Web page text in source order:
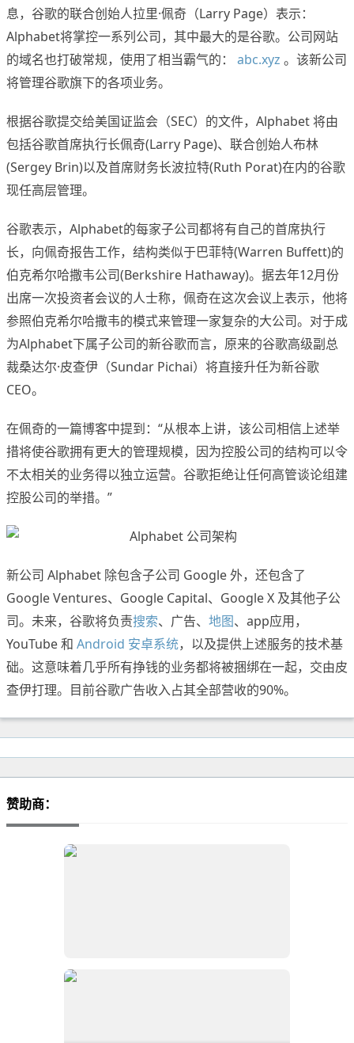
息，谷歌的联合创始人拉里·佩奇（Larry Page）表示：
Alphabet将掌控一系列公司，其中最大的是谷歌。公司网站
的域名也打破常规，使用了相当霸气的： abc.xyz 。该新公司
将管理谷歌旗下的各项业务。
根据谷歌提交给美国证监会（SEC）的文件，Alphabet 将由
包括谷歌首席执行长佩奇(Larry Page)、联合创始人布林
(Sergey Brin)以及首席财务长波拉特(Ruth Porat)在内的谷歌
现任高层管理。
谷歌表示，Alphabet的每家子公司都将有自己的首席执行
长，向佩奇报告工作，结构类似于巴菲特(Warren Buffett)的
伯克希尔哈撒韦公司(Berkshire Hathaway)。据去年12月份
出席一次投资者会议的人士称，佩奇在这次会议上表示，他将
参照伯克希尔哈撒韦的模式来管理一家复杂的大公司。对于成
为Alphabet下属子公司的新谷歌而言，原来的谷歌高级副总
裁桑达尔·皮查伊（Sundar Pichai）将直接升任为新谷歌
CEO。
在佩奇的一篇博客中提到：“从根本上讲，该公司相信上述举
措将使谷歌拥有更大的管理规模，因为控股公司的结构可以令
不太相关的业务得以独立运营。谷歌拒绝让任何高管谈论组建
控股公司的举措。”
新公司 Alphabet 除包含子公司 Google 外，还包含了
Google Ventures、Google Capital、Google X 及其他子公
司。未来，谷歌将负责搜索、广告、 地图、app应用，
YouTube 和 Android 安卓系统，以及提供上述服务的技术基
础。这意味着几乎所有挣钱的业务都将被捆绑在一起，交由皮
查伊打理。目前谷歌广告收入占其全部营收的90%。
赞助商：